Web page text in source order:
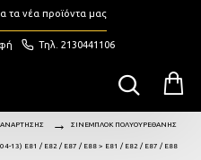
τα νέα προϊόντα μας
Τηλ. 2130441106
ΑΝΑΡΤΗΣΗΣ ΣΙΝΕΜΠΛΟΚ ΠΟΛΥΟΥΡΕΘΑΝΗΣ
13) E81 / E82 / E87 / E88 > E81 / E82 / E87 / E88